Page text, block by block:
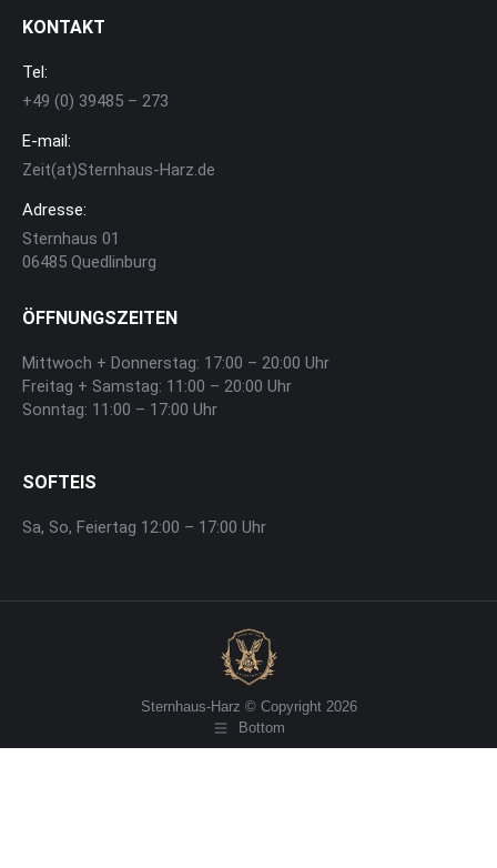
KONTAKT
Tel:
+49 (0) 39485 – 273
E-mail:
Zeit(at)Sternhaus-Harz.de
Adresse:
Sternhaus 01
06485 Quedlinburg
ÖFFNUNGSZEITEN
Mittwoch + Donnerstag: 17:00 – 20:00 Uhr
Freitag + Samstag: 11:00 – 20:00 Uhr
Sonntag: 11:00 – 17:00 Uhr
SOFTEIS
Sa, So, Feiertag 12:00 – 17:00 Uhr
Sternhaus-Harz © Copyright 2026
Bottom